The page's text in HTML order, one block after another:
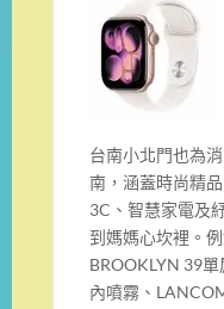
台南小北門也為
南，涵蓋時尚精
3C、智慧家電及
到媽媽心坎裡。
BROOKLYN 39
內噴霧、